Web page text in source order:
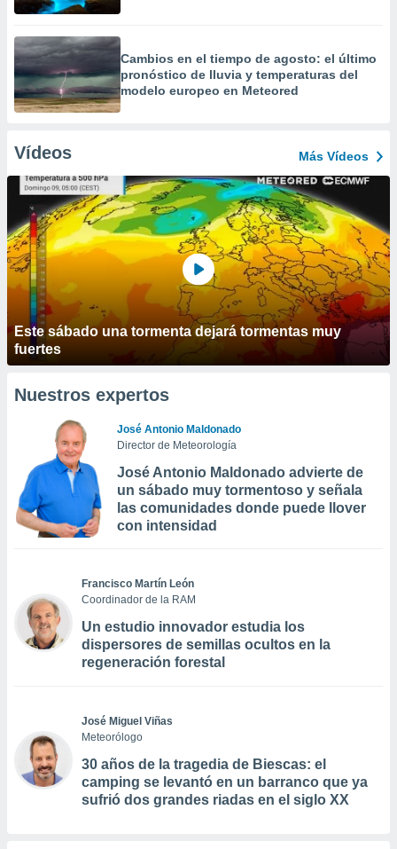
Cambios en el tiempo de agosto: el último
pronóstico de lluvia y temperaturas del
modelo europeo en Meteored
Vídeos Más Vídeos
Este sábado una tormenta dejará tormentas muy
fuertes
Nuestros expertos
José Antonio Maldonado
Director de Meteorología
José Antonio Maldonado advierte de
un sábado muy tormentoso y señala
las comunidades donde puede llover
con intensidad
Francisco Martín León
Coordinador de la RAM
Un estudio innovador estudia los
dispersores de semillas ocultos en la
regeneración forestal
José Miguel Viñas
Meteorólogo
30 años de la tragedia de Biescas: el
camping se levantó en un barranco que ya
sufrió dos grandes riadas en el siglo XX